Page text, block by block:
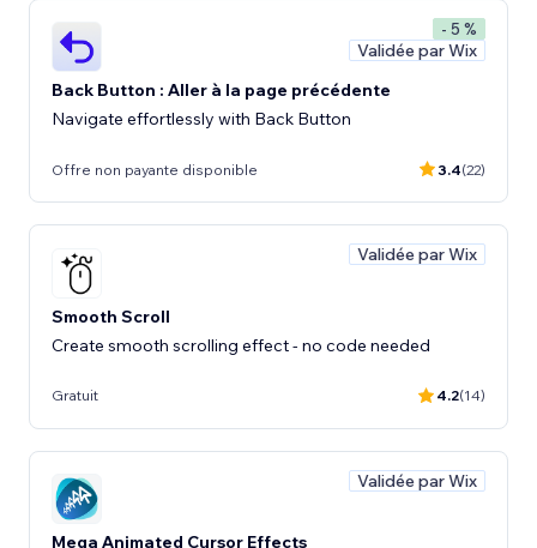
- 5 %
Validée par Wix
Back Button : Aller à la page précédente
Navigate effortlessly with Back Button
Offre non payante disponible 3.4(22)
Validée par Wix
Smooth Scroll
Create smooth scrolling effect - no code needed
Gratuit 4.2(14)
Validée par Wix
Mega Animated Cursor Effects